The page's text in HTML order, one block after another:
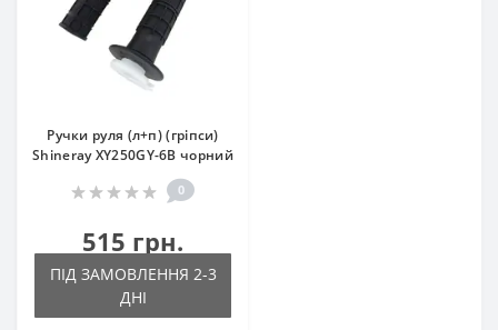
Ручки руля (л+п) (гріпси)
Shineray XY250GY-6B чорний
0
515 грн.
ПІД ЗАМОВЛЕННЯ 2-3
ДНІ